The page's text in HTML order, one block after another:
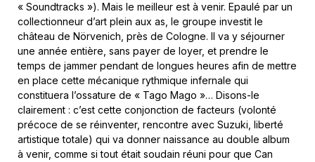
« Soundtracks »). Mais le meilleur est à venir. Epaulé par un
collectionneur d’art plein aux as, le groupe investit le
château de Nörvenich, près de Cologne. Il va y séjourner
une année entière, sans payer de loyer, et prendre le
temps de jammer pendant de longues heures afin de mettre
en place cette mécanique rythmique infernale qui
constituera l’ossature de « Tago Mago »… Disons-le
clairement : c’est cette conjonction de facteurs (volonté
précoce de se réinventer, rencontre avec Suzuki, liberté
artistique totale) qui va donner naissance au double album
à venir, comme si tout était soudain réuni pour que Can